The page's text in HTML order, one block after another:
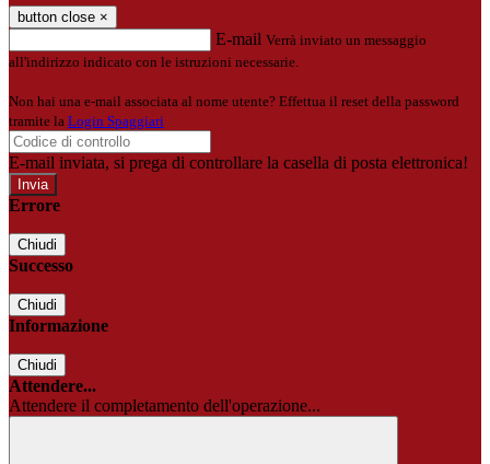
button close ×
E-mail Verrà inviato un messaggio
all'indirizzo indicato con le istruzioni necessarie.
Non hai una e-mail associata al nome utente? Effettua il reset della password
tramite la Login Spaggiari
E-mail inviata, si prega di controllare la casella di posta elettronica!
Errore
Chiudi
Successo
Chiudi
Informazione
Chiudi
Attendere...
Attendere il completamento dell'operazione...